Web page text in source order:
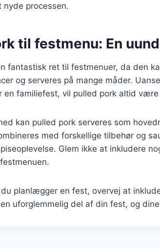
processen.
til festmenu: En
fantastisk ret til festmenuer, da den
og serveres på mange måder.
en familiefest, vil pulled pork altid
kan pulled pork serveres som
med forskellige tilbehør og
Glem ikke at inkludere
planlægger en fest, overvej at
uforglemmelig del af din fest, og